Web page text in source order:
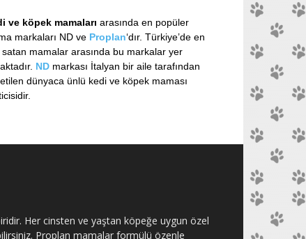
ve köpek mamaları arasında en popüler
markaları ND ve Proplan‘dır. Türkiye’de en
satan mamalar arasında bu markalar yer
ND markası İtalyan bir aile tarafından
dünyaca ünlü kedi ve köpek maması
Her cinsten ve yaştan köpeğe uygun özel
Proplan mamalar formülü özenle